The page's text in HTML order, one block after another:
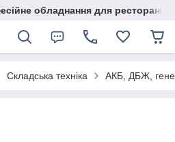
обладнання для ресторанів,
Складська техніка АКБ, ДБЖ,